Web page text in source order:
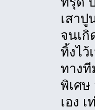
เสาปู
จนเกิ
ทิ้งไว้
ทางที
พิเศษ
เอง